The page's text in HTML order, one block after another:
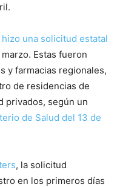
hizo una solicitud estatal
Estas fueron
y farmacias regionales,
de residencias de
privados, según un
de Salud del 13 de
, la solicitud
en los primeros días